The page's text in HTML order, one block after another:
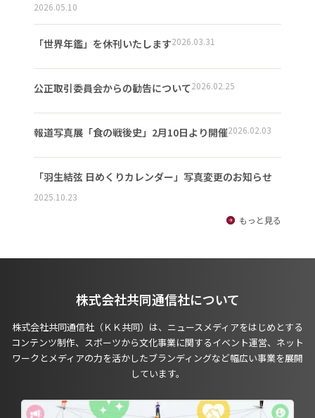
2026.05.10
「世界年鑑」を休刊いたします2026.03.31
公正取引委員会からの勧告について2026.02.25
報道写真展「食の戦後史」2月10日より開催2026.02.03
「羽生結弦 日めくりカレンダー」写真変更のお知らせ
2025.10.23
もっと見る
株式会社共同通信社について
株式会社共同通信社（ＫＫ共同）は、ニュースメディアをはじめとする
コンテンツ制作、スポーツから文化事業に関するイベント運営、ネット
ワークとメディアの力を活かしたブランディングなど幅広い事業を展開
しています。